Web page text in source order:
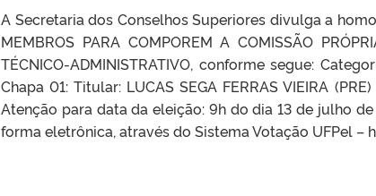
A Secretaria dos Conselhos Superiores divulga a
MEMBROS PARA COMPOREM A COMISSÃO
TÉCNICO-ADMINISTRATIVO, conforme segue:
Chapa 01: Titular: LUCAS SEGA FERRAS VIEIRA
Atenção para data da eleição: 9h do dia 13 de julho
forma eletrônica, através do Sistema Votação UFPel